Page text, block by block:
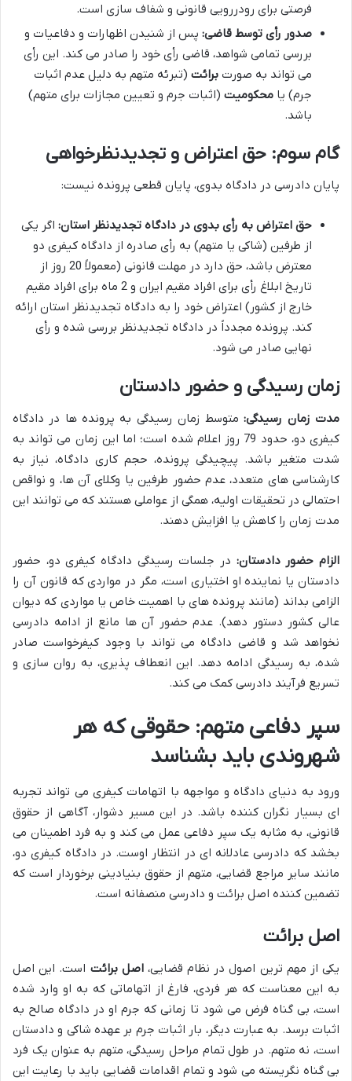
فرصتی برای رودررویی قانونی و شفاف سازی است.
صدور رأی توسط قاضی: پس از شنیدن اظهارات و دفاعیات و
بررسی تمامی شواهد، قاضی رأی خود را صادر می کند. این رأی
می تواند به صورت برائت (تبرئه متهم به دلیل عدم اثبات
جرم) یا محکومیت (اثبات جرم و تعیین مجازات برای متهم)
باشد.
گام سوم: حق اعتراض و تجدیدنظرخواهی
پایان دادرسی در دادگاه بدوی، پایان قطعی پرونده نیست:
حق اعتراض به رأی بدوی در دادگاه تجدیدنظر استان: اگر یکی
از طرفین (شاکی یا متهم) به رأی صادره از دادگاه کیفری دو
معترض باشد، حق دارد در مهلت قانونی (معمولاً 20 روز از
تاریخ ابلاغ رأی برای افراد مقیم ایران و 2 ماه برای افراد مقیم
خارج از کشور) اعتراض خود را به دادگاه تجدیدنظر استان ارائه
کند. پرونده مجدداً در دادگاه تجدیدنظر بررسی شده و رأی
نهایی صادر می شود.
زمان رسیدگی و حضور دادستان
مدت زمان رسیدگی:متوسط زمان رسیدگی به پرونده ها در دادگاه
کیفری دو، حدود 79 روز اعلام شده است؛ اما این زمان می تواند به
شدت متغیر باشد. پیچیدگی پرونده، حجم کاری دادگاه، نیاز به
کارشناسی های متعدد، عدم حضور طرفین یا وکلای آن ها، و نواقص
احتمالی در تحقیقات اولیه، همگی از عواملی هستند که می توانند این
مدت زمان را کاهش یا افزایش دهند.
الزام حضور دادستان: در جلسات رسیدگی دادگاه کیفری دو، حضور
دادستان یا نماینده او اختیاری است، مگر در مواردی که قانون آن را
الزامی بداند (مانند پرونده های با اهمیت خاص یا مواردی که دیوان
عالی کشور دستور دهد). عدم حضور آن ها مانع از ادامه دادرسی
نخواهد شد و قاضی دادگاه می تواند با وجود کیفرخواست صادر
شده، به رسیدگی ادامه دهد. این انعطاف پذیری، به روان سازی و
تسریع فرآیند دادرسی کمک می کند.
سپر دفاعی متهم: حقوقی که هر
شهروندی باید بشناسد
ورود به دنیای دادگاه و مواجهه با اتهامات کیفری می تواند تجربه
ای بسیار نگران کننده باشد. در این مسیر دشوار، آگاهی از حقوق
قانونی، به مثابه یک سپر دفاعی عمل می کند و به فرد اطمینان می
بخشد که دادرسی عادلانه ای در انتظار اوست. در دادگاه کیفری دو،
مانند سایر مراجع قضایی، متهم از حقوق بنیادینی برخوردار است که
تضمین کننده اصل برائت و دادرسی منصفانه است.
اصل برائت
یکی از مهم ترین اصول در نظام قضایی،اصل برائت است. این اصل
به این معناست که هر فردی، فارغ از اتهاماتی که به او وارد شده
است، بی گناه فرض می شود تا زمانی که جرم او در دادگاه صالح به
اثبات برسد. به عبارت دیگر، بار اثبات جرم بر عهده شاکی و دادستان
است، نه متهم. در طول تمام مراحل رسیدگی، متهم به عنوان یک فرد
بی گناه نگریسته می شود و تمام اقدامات قضایی باید با رعایت این